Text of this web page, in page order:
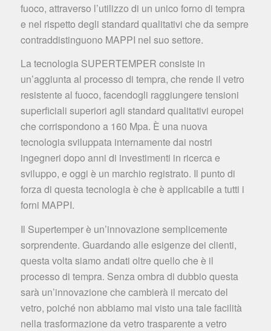
fuoco, attraverso l’utilizzo di un unico forno di tempra
e nel rispetto degli standard qualitativi che da sempre
contraddistinguono MAPPI nel suo settore.
La tecnologia SUPERTEMPER consiste in
un’aggiunta al processo di tempra, che rende il vetro
resistente al fuoco, facendogli raggiungere tensioni
superficiali superiori agli standard qualitativi europei
che corrispondono a 160 Mpa. È una nuova
tecnologia sviluppata internamente dai nostri
ingegneri dopo anni di investimenti in ricerca e
sviluppo, e oggi è un marchio registrato. Il punto di
forza di questa tecnologia è che è applicabile a tutti i
forni MAPPI.
Il Supertemper è un’innovazione semplicemente
sorprendente. Guardando alle esigenze dei clienti,
questa volta siamo andati oltre quello che è il
processo di tempra. Senza ombra di dubbio questa
sarà un’innovazione che cambierà il mercato del
vetro, poiché non abbiamo mai visto una tale facilità
nella trasformazione da vetro trasparente a vetro